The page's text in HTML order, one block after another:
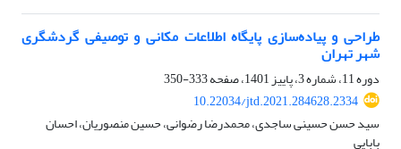
طراحی و پیاده‌سازی پایگاه اطلاعات مکانی و توصیفی گردشگری
شهر تهران
دوره 11، شماره 3، پاییز 1401، صفحه
333-350
10.22034/jtd.2021.284628.2334
سید حسن حسینی ساجدی، محمدرضا رضوانی، حسین منصوریان، احسان
بابایی